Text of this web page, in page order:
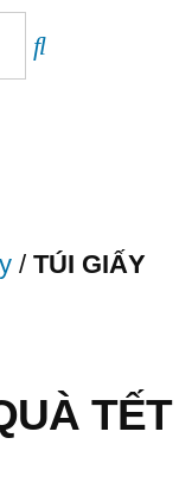
/ TÚI GIẤY
TẾT